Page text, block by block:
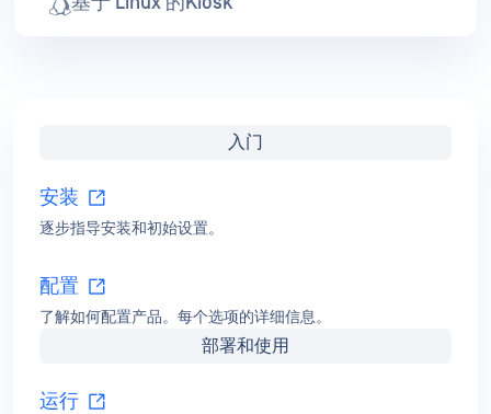
入门
安装
逐步指导安装和初始设置。
配置
了解如何配置产品。每个选项的详细信息。
部署和使用
运行